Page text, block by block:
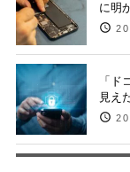
に明
「
見え